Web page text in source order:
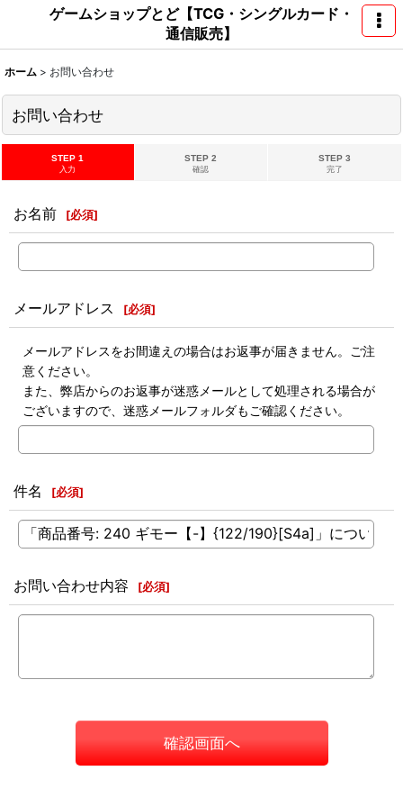
ゲームショップとど【TCG・シングルカード・
通信販売】
ホーム > お問い合わせ
お問い合わせ
STEP 1
入力
STEP 2
確認
STEP 3
完了
お名前 [必須]
メールアドレス [必須]
メールアドレスをお間違えの場合はお返事が届きません。ご注
意ください。
また、弊店からのお返事が迷惑メールとして処理される場合が
ございますので、迷惑メールフォルダもご確認ください。
件名 [必須]
お問い合わせ内容 [必須]
確認画面へ